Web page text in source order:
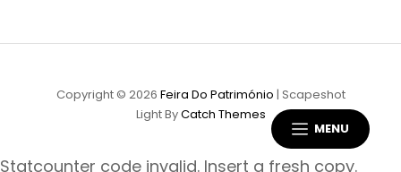
MENU
Copyright © 2026 Feira Do Património | Scapeshot
Light ByCatch Themes
Statcounter code invalid. Insert a fresh copy.